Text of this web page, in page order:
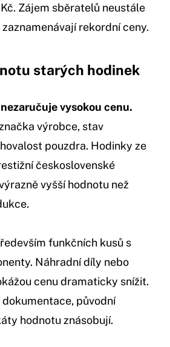
Zájem sběratelů neustále
rekordní ceny.
starých hodinek
vysokou cenu.
výrobce, stav
pouzdra. Hodinky ze
československé
vyšší hodnotu než
funkčních kusů s
Náhradní díly nebo
cenu dramaticky snížit.
původní
hodnotu znásobují.